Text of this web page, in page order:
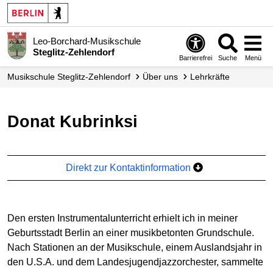
Leo-Borchard-Musikschule
Steglitz-Zehlendorf
Barrierefrei Suche Menü
Musikschule Steglitz-Zehlendorf Über uns Lehrkräfte
Donat Kubrinksi
Direkt zur Kontaktinformation
Den ersten Instrumentalunterricht erhielt ich in meiner
Geburtsstadt Berlin an einer musikbetonten Grundschule.
Nach Stationen an der Musikschule, einem Auslandsjahr in
den U.S.A. und dem Landesjugendjazzorchester, sammelte